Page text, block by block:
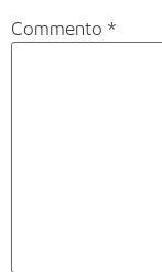
Commento *